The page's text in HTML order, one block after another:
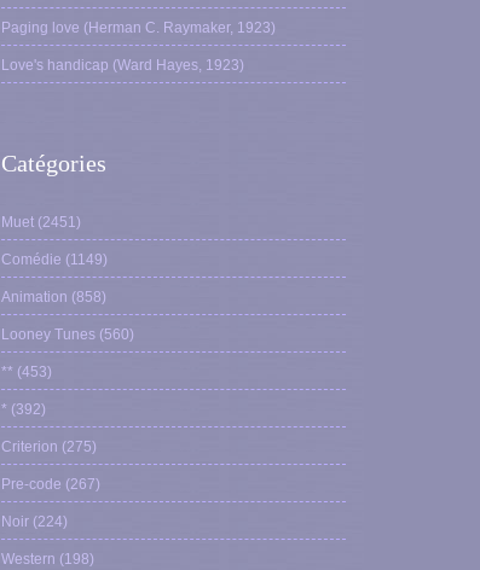
Paging love (Herman C. Raymaker, 1923)
Love's handicap (Ward Hayes, 1923)
Catégories
Muet (2451)
Comédie (1149)
Animation (858)
Looney Tunes (560)
** (453)
* (392)
Criterion (275)
Pre-code (267)
Noir (224)
Western (198)